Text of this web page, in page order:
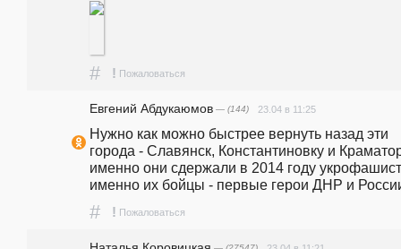
# ! Пожаловаться
Евгений Абдукаюмов — (144) 23.04 в 11:25
Нужно как можно быстрее вернуть назад эти
города - Славянск, Константиновку и
именно они сдержали в 2014 году
именно их бойцы - первые герои ДНР и
# ! Пожаловаться